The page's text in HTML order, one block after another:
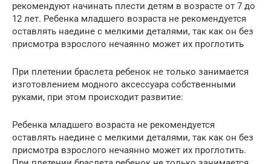
рекомендуют начинать плести детям в возрасте от 7 до
12 лет. Ребенка младшего возраста не рекомендуется
оставлять наедине с мелкими деталями, так как он без
присмотра взрослого нечаянно может их проглотить
При плетении браслета ребенок не только занимается
изготовлением модного аксессуара собственными
руками, при этом происходит развитие:
Ребенка младшего возраста не рекомендуется
оставлять наедине с мелкими деталями, так как он без
присмотра взрослого нечаянно может их проглотить.